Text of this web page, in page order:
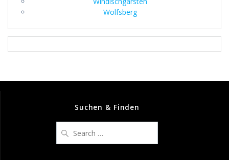
Wolfsberg
Suchen & Finden
for: